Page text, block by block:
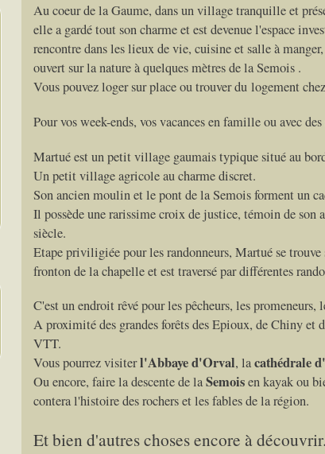
Au coeur de la Gaume, dans un village tranquille et
elle a gardé tout son charme et est devenue l'espace
rencontre dans les lieux de vie, cuisine et salle à
ouvert sur la nature à quelques mètres de la Semois .
Vous pouvez loger sur place ou trouver du logement
Pour vos week-ends, vos vacances en famille ou avec
Martué est un petit village gaumais typique situé au
Un petit village agricole au charme discret.
Son ancien moulin et le pont de la Semois forment un
Il possède une rarissime croix de justice, témoin de
siècle.
Etape priviligiée pour les randonneurs, Martué se
fronton de la chapelle et est traversé par différentes
C'est un endroit rêvé pour les pêcheurs, les promeneurs,
A proximité des grandes forêts des Epioux, de Chiny
VTT.
Vous pourrez visiterl'Abbaye d'Orval, lacathédrale
Ou encore, faire la descente de laSemoisen kayak ou
contera l'histoire des rochers et les fables de la région.
Et bien d'autres choses encore à